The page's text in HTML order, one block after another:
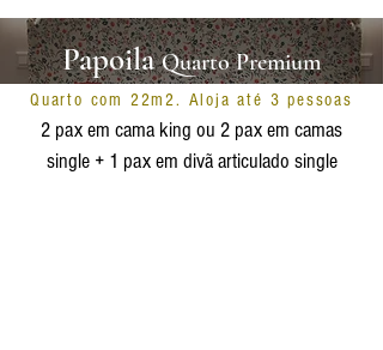
PapoilaQuarto Premium
Quarto com 22m2. Aloja até 3 pessoas
2 pax em cama king ou 2 pax em camas
single + 1 pax em divã articulado single